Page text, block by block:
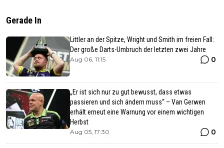
Gerade In
Littler an der Spitze, Wright und Smith im freien Fall:
Der große Darts-Umbruch der letzten zwei Jahre
Aug 06, 11:15 0
„Er ist sich nur zu gut bewusst, dass etwas
passieren und sich ändern muss“ – Van Gerwen
erhält erneut eine Warnung vor einem wichtigen
Herbst
Aug 05, 17:30 0